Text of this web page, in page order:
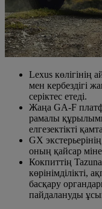
Lexus көлігінің
мен кербездігі
серіктес етеді.
Жаңа GA-F
рамалы құрылымы
елгезектікті
GX
оның қайсар
Кокпиттің
көрінімділікті,
басқару
пайдалануды